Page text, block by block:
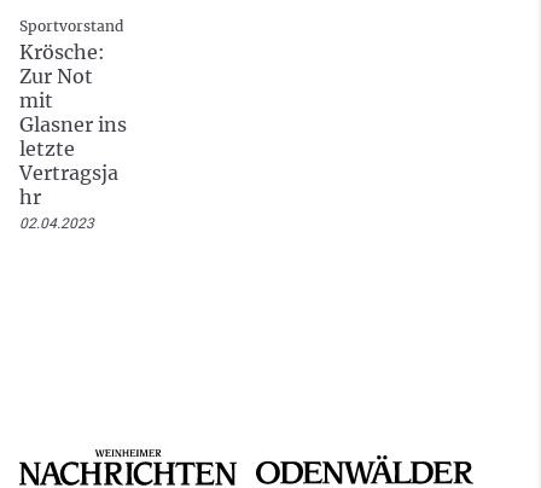
Sportvorstand
Krösche:
Zur Not
mit
Glasner ins
letzte
Vertragsja
hr
02.04.2023